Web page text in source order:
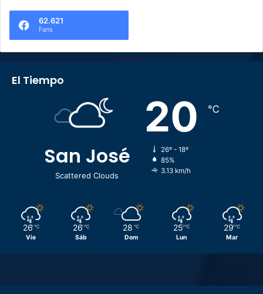
62.621
Fans
El Tiempo
San José
Scattered Clouds
20 ℃
26º - 18º
85%
3.13 km/h
26 ℃
Vie
26 ℃
Sáb
28 ℃
Dom
25 ℃
Lun
29 ℃
Mar